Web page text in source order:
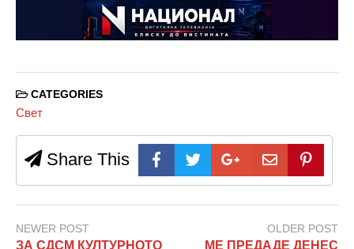
CATEGORIES
Свет
Share This
NEWER POST
ЗА СДСМ КУЛТУРНОТО
OLDER POST
МЕ ПРЕДАДЕ ДЕНЕС